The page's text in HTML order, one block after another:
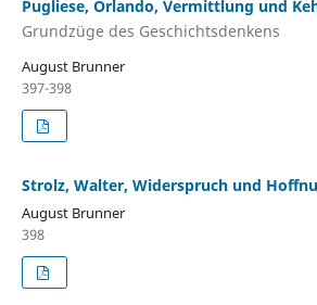
Pugliese, Orlando, Vermittlung und
Grundzüge des Geschichtsdenkens
August Brunner
397-398
Strolz, Walter, Widerspruch und
August Brunner
398